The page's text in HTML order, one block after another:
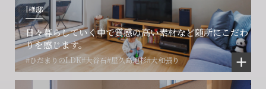
I様邸
日々暮らしていく中で質感の高い素材など随所にこだわ
りを感じます。
#ひだまりのLDK#大谷石#屋久島地杉#大和張り